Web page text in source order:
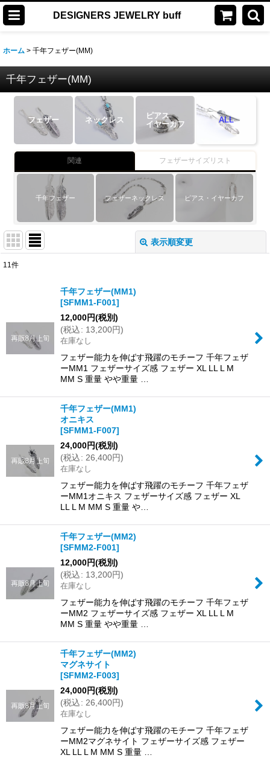
DESIGNERS JEWELRY buff
ホーム > 千年フェザー(MM)
千年フェザー(MM)
フェザー ネックレス
ピアス
イヤーカフ
ALL
関連 フェザーサイズリスト
千年フェザー フェザーネックレス ピアス・イヤーカフ
表示順変更
並び順:
絞り込む
11件
千年フェザー(MM1)
[SFMM1-F001]
12,000円(税別)
(税込: 13,200円)
在庫なし
フェザー能力を伸ばす飛躍のモチーフ 千年フェザ
ーMM1 フェザーサイズ感 フェザー XL LL L M
MM S 重量 やや重量 …
千年フェザー(MM1)
オニキス
[SFMM1-F007]
24,000円(税別)
(税込: 26,400円)
在庫なし
フェザー能力を伸ばす飛躍のモチーフ 千年フェザ
ーMM1オニキス フェザーサイズ感 フェザー XL
LL L M MM S 重量 や…
千年フェザー(MM2)
[SFMM2-F001]
12,000円(税別)
(税込: 13,200円)
在庫なし
フェザー能力を伸ばす飛躍のモチーフ 千年フェザ
ーMM2 フェザーサイズ感 フェザー XL LL L M
MM S 重量 やや重量 …
千年フェザー(MM2)
マグネサイト
[SFMM2-F003]
24,000円(税別)
(税込: 26,400円)
在庫なし
フェザー能力を伸ばす飛躍のモチーフ 千年フェザ
ーMM2マグネサイト フェザーサイズ感 フェザー
XL LL L M MM S 重量 …